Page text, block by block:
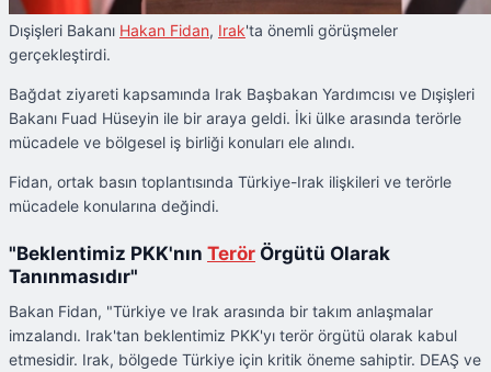
Dışişleri Bakanı Hakan Fidan, Irak'ta önemli görüşmeler
gerçekleştirdi.
Bağdat ziyareti kapsamında Irak Başbakan Yardımcısı ve Dışişleri
Bakanı Fuad Hüseyin ile bir araya geldi. İki ülke arasında terörle
mücadele ve bölgesel iş birliği konuları ele alındı.
Fidan, ortak basın toplantısında Türkiye-Irak ilişkileri ve terörle
mücadele konularına değindi.
"Beklentimiz PKK'nın Terör Örgütü Olarak
Tanınmasıdır"
Bakan Fidan, "Türkiye ve Irak arasında bir takım anlaşmalar
imzalandı. Irak'tan beklentimiz PKK'yı terör örgütü olarak kabul
etmesidir. Irak, bölgede Türkiye için kritik öneme sahiptir. DEAŞ ve